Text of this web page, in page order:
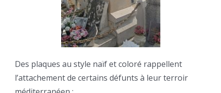
Des plaques au style naïf et coloré rappellent
l’attachement de certains défunts à leur terroir